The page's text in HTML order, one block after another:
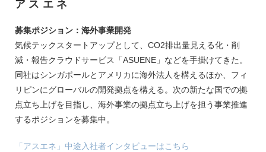
アスエネ
募集ポジション：海外事業開発
気候テックスタートアップとして、CO2排出量見える化・削
減・報告クラウドサービス「ASUENE」などを手掛けてきた。
同社はシンガポールとアメリカに海外法人を構えるほか、フィ
リピンにグローバルの開発拠点を構える。次の新たな国での拠
点立ち上げを目指し、海外事業の拠点立ち上げを担う事業推進
するポジションを募集中。
「アスエネ」中途入社者インタビューはこちら